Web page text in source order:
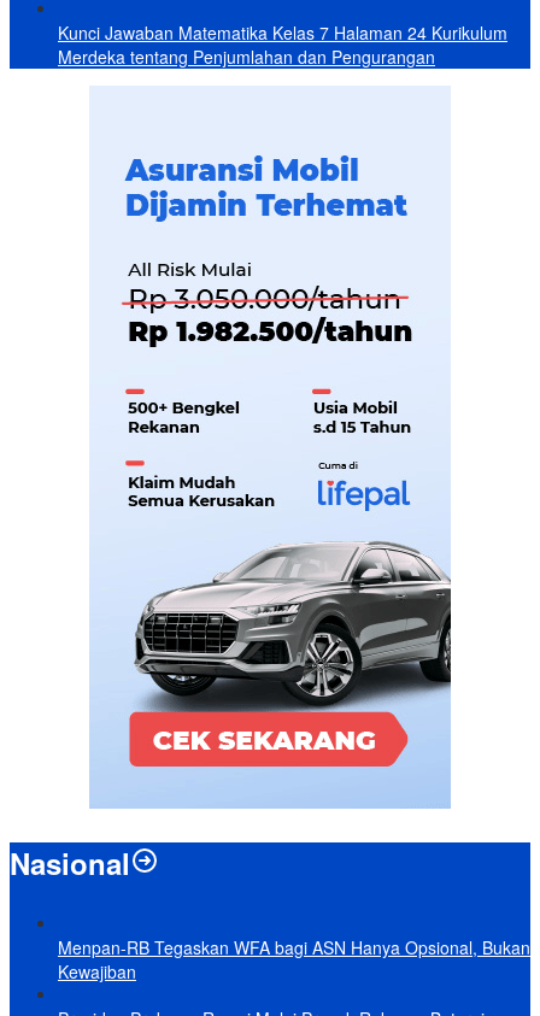
Kunci Jawaban Matematika Kelas 7 Halaman 24 Kurikulum
Merdeka tentang Penjumlahan dan Pengurangan
Nasional
Menpan-RB Tegaskan WFA bagi ASN Hanya Opsional, Bukan
Kewajiban